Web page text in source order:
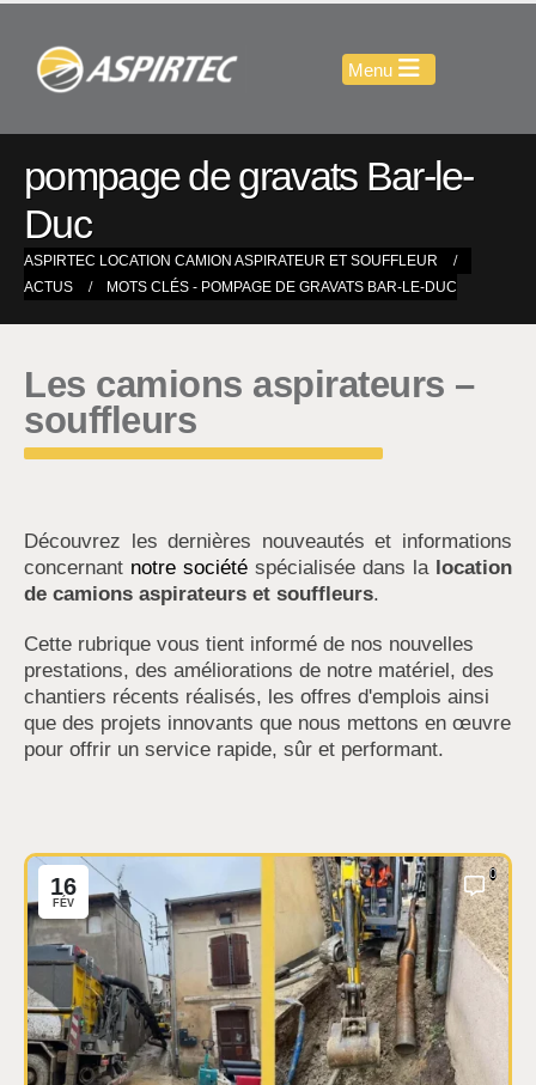
pompage de gravats Bar-le-
Duc
ASPIRTEC LOCATION CAMION ASPIRATEUR ET SOUFFLEUR
ACTUS
MOTS CLÉS - POMPAGE DE GRAVATS BAR-LE-DUC
Les camions aspirateurs –
souffleurs
Découvrez les dernières nouveautés et informations
concernant notre société spécialisée dans la location
de camions aspirateurs et souffleurs.
Cette rubrique vous tient informé de nos nouvelles
prestations, des améliorations de notre matériel, des
chantiers récents réalisés, les offres d'emplois ainsi
que des projets innovants que nous mettons en œuvre
pour offrir un service rapide, sûr et performant.
16
FÉV
0